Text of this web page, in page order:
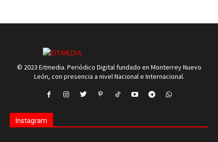
© 2023 Eitmedia. Periódico Digital fundado en Monterrey Nuevo
León, con presencia a nivel Nacional e Internacional.
Instagram